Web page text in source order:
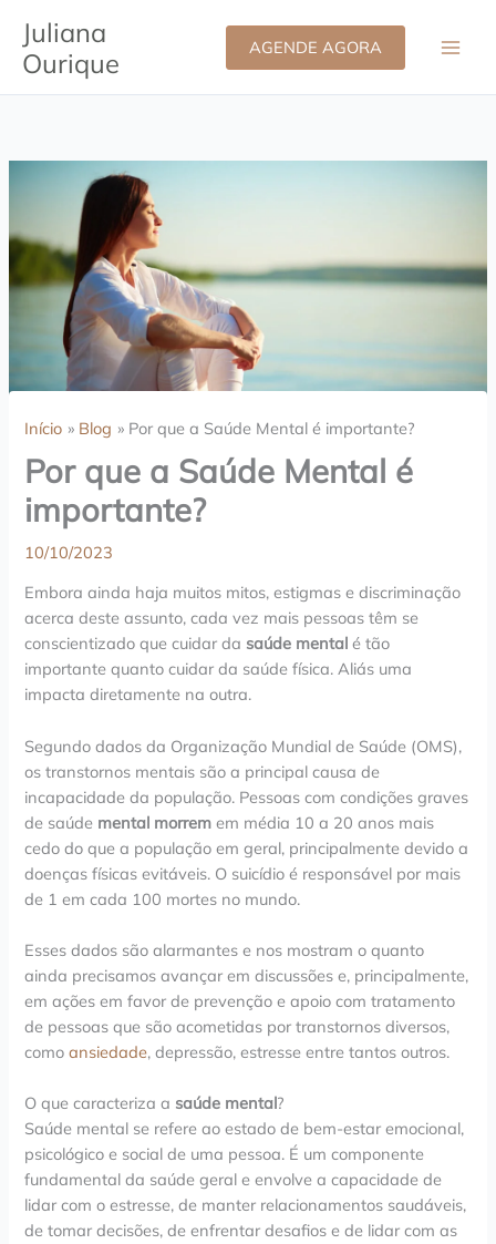
paraJuliana
Ourique
AGENDE AGORA
Início Blog Por que a Saúde Mental é importante?
Por que a Saúde Mental é
importante?
10/10/2023
Embora ainda haja muitos mitos, estigmas e discriminação
acerca deste assunto, cada vez mais pessoas têm se
conscientizado que cuidar da saúde mental é tão
importante quanto cuidar da saúde física. Aliás uma
impacta diretamente na outra.
Segundo dados da Organização Mundial de Saúde (OMS),
os transtornos mentais são a principal causa de
incapacidade da população. Pessoas com condições graves
de saúde mental morrem em média 10 a 20 anos mais
cedo do que a população em geral, principalmente devido a
doenças físicas evitáveis. O suicídio é responsável por mais
de 1 em cada 100 mortes no mundo.
Esses dados são alarmantes e nos mostram o quanto
ainda precisamos avançar em discussões e, principalmente,
em ações em favor de prevenção e apoio com tratamento
de pessoas que são acometidas por transtornos diversos,
comoansiedade, depressão, estresse entre tantos outros.
O que caracteriza a saúde mental?
Saúde mental se refere ao estado de bem-estar emocional,
psicológico e social de uma pessoa. É um componente
fundamental da saúde geral e envolve a capacidade de
lidar com o estresse, de manter relacionamentos saudáveis,
de tomar decisões, de enfrentar desafios e de lidar com as